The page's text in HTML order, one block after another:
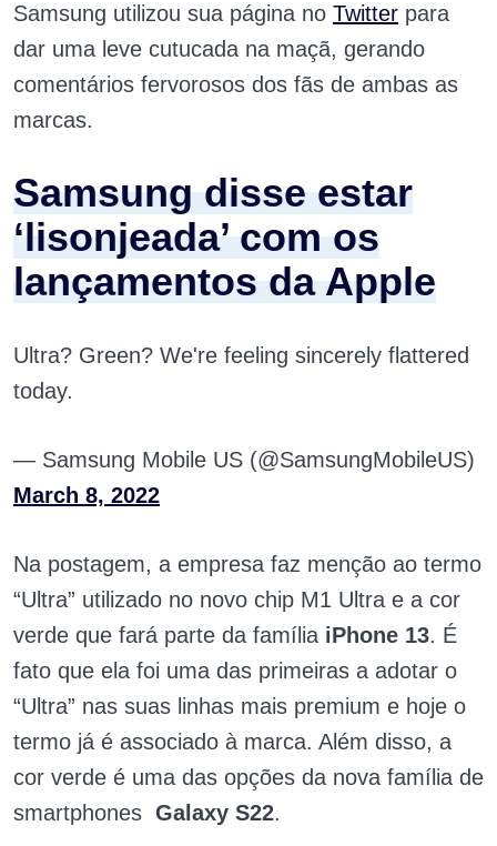
Samsung utilizou sua página no Twitter para
dar uma leve cutucada na maçã, gerando
comentários fervorosos dos fãs de ambas as
marcas.
Samsung disse estar
‘lisonjeada’ com os
lançamentos da Apple
Ultra? Green? We're feeling sincerely flattered
today.
— Samsung Mobile US (@SamsungMobileUS)
March 8, 2022
Na postagem, a empresa faz menção ao termo
“Ultra” utilizado no novo chip M1 Ultra e a cor
verde que fará parte da família iPhone 13. É
fato que ela foi uma das primeiras a adotar o
“Ultra” nas suas linhas mais premium e hoje o
termo já é associado à marca. Além disso, a
cor verde é uma das opções da nova família de
smartphones Galaxy S22.